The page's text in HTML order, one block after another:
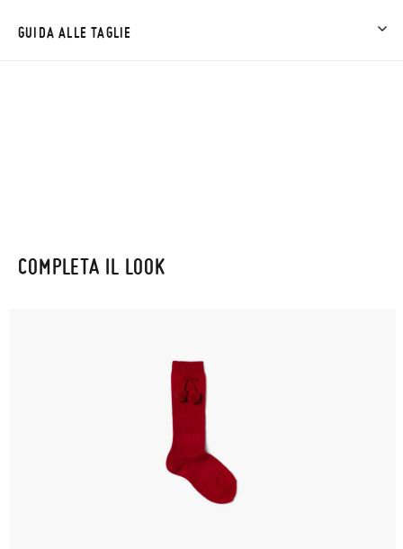
ordini inferiori a 30 €, la spedizione standard costa 3,95 € e
Se hai effettuato il pagamento come ospite, visita la nostra
Per sostituire un articolo, ti preghiamo di restituire il paio
originale utilizzando l'etichetta fornita presso qualsiasi ufficio
postale Poste Italiane e di effettuare un nuovo ordine per la
taglia o il modello desiderato.
GUIDA ALLE TAGLIE
COMPLETA IL LOOK